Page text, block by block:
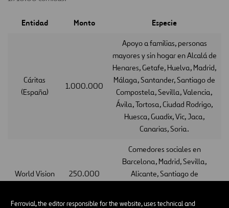
Ferrovial, the editor responsible for the website, uses technical and
Entidad Monto Especie
Cáritas
(España)
1.000.000
Apoyo a familias, personas
mayores y sin hogar en Alcalá de
Henares, Getafe, Huelva, Madrid,
Málaga, Santander, Santiago de
Compostela, Sevilla, Valencia,
Ávila, Tortosa, Ciudad Rodrigo,
Huesca, Guadix, Vic, Jaca,
Canarias, Soria.
World Vision 250.000
Comedores sociales en
Barcelona, Madrid, Sevilla,
Alicante, Santiago de